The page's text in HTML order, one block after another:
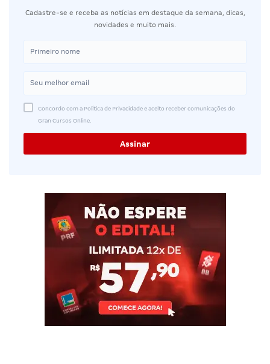
Cadastre-se e receba as notícias em destaque da semana, dicas,
novidades e muito mais.
Concordo com a Política de Privacidade e aceito receber comunicações do
Gran Cursos Online.